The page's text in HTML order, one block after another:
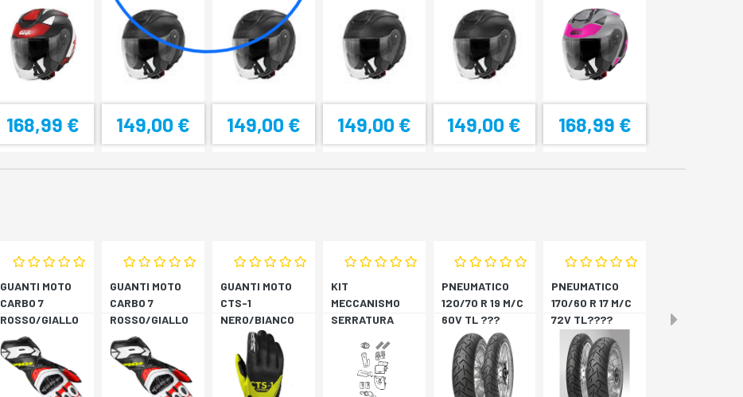
NER/BIA/ROSS
168,99 €
NERO XS
149,00 €
NERO XS
149,00 €
NERO XS
149,00 €
NERO XS
149,00 €
TITAN/ROSA XS
168,99 €
GUANTI MOTO
CARBO 7
ROSSO/GIALLO
FLUORESCENTE
GUANTI MOTO
CARBO 7
ROSSO/GIALLO
FLUORESCENTE
GUANTI MOTO
CTS-1
NERO/BIANCO
KIT
MECCANISMO
SERRATURA
PNEUMATICO
120/70 R 19 M/C
60V TL ???
SCORPION T *A
PNEUMATICO
170/60 R 17 M/C
72V TL????
SCORPION T *P